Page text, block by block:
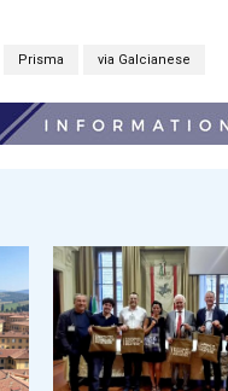
Prisma via Galcianese